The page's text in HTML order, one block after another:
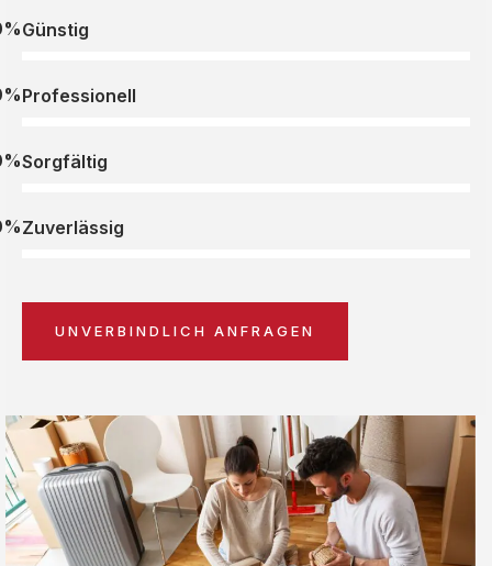
Günstig
Professionell
Sorgfältig
Zuverlässig
UNVERBINDLICH ANFRAGEN